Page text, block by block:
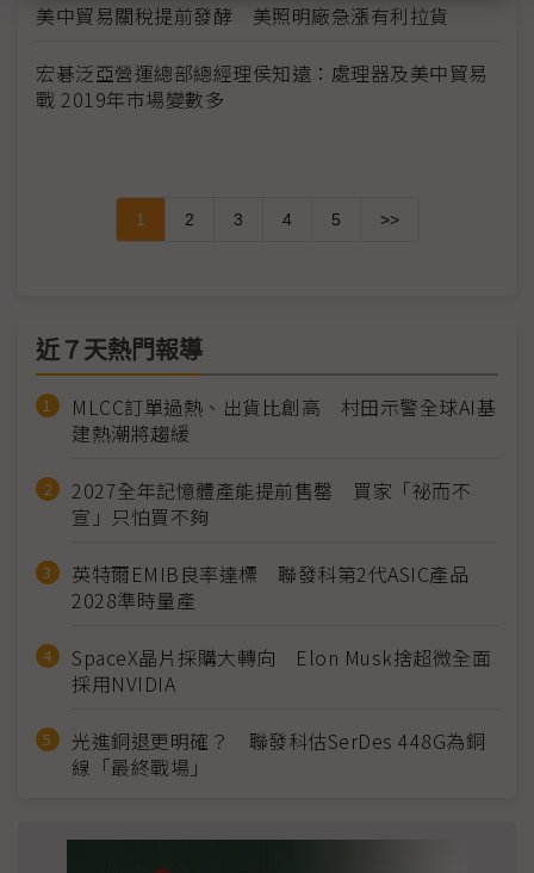
美中貿易關稅提前發酵 美照明廠急漲有利拉貨
宏碁泛亞營運總部總經理侯知遠：處理器及美中貿易
戰 2019年市場變數多
1 2 3 4 5 >>
近７天熱門報導
MLCC訂單過熱、出貨比創高 村田示警全球AI基
建熱潮將趨緩
2027全年記憶體產能提前售罄 買家「祕而不
宣」只怕買不夠
英特爾EMIB良率達標 聯發科第2代ASIC產品
2028準時量產
SpaceX晶片採購大轉向 Elon Musk捨超微全面
採用NVIDIA
光進銅退更明確？ 聯發科估SerDes 448G為銅
線「最終戰場」